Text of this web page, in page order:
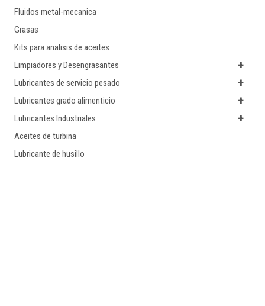
Fluidos metal-mecanica
Grasas
Kits para analisis de aceites
+
Limpiadores y Desengrasantes
+
Lubricantes de servicio pesado
+
Lubricantes grado alimenticio
+
Lubricantes Industriales
Aceites de turbina
Lubricante de husillo